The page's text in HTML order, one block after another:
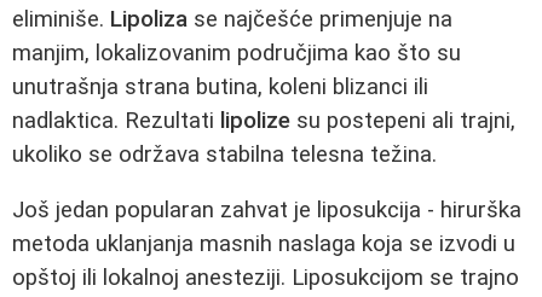
eliminiše. Lipoliza se najčešće primenjuje na
manjim, lokalizovanim područjima kao što su
unutrašnja strana butina, koleni blizanci ili
nadlaktica. Rezultati lipolize su postepeni ali trajni,
ukoliko se održava stabilna telesna težina.
Još jedan popularan zahvat je liposukcija - hirurška
metoda uklanjanja masnih naslaga koja se izvodi u
opštoj ili lokalnoj anesteziji. Liposukcijom se trajno